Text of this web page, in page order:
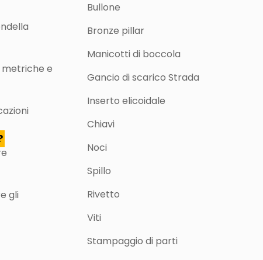
metriche e
gli
Bullone
Bronze pillar
Manicotti di boccola
Gancio di scarico Strada
Inserto elicoidale
Chiavi
Noci
Spillo
Rivetto
Viti
Stampaggio di parti